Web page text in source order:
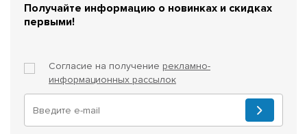
Получайте информацию о новинках и скидках
первыми!
Согласие на получение рекламно-
информационных рассылок